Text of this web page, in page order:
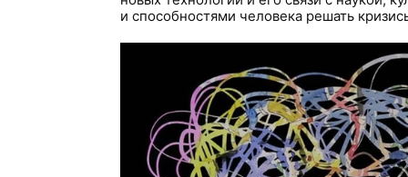
и способностями человека решать